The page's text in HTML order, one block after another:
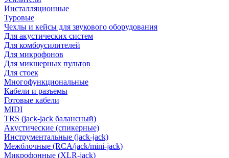
Инсталляционные
Туровые
Чехлы и кейсы для звукового оборудования
Для акустических систем
Для комбоусилителей
Для микрофонов
Для микшерных пультов
Для стоек
Многофункциональные
Кабели и разъемы
Готовые кабели
MIDI
TRS (jack-jack балансный)
Акустические (спикерные)
Инструментальные (jack-jack)
Межблочные (RCA/jack/mini-jack)
Микрофонные (XLR-jack)